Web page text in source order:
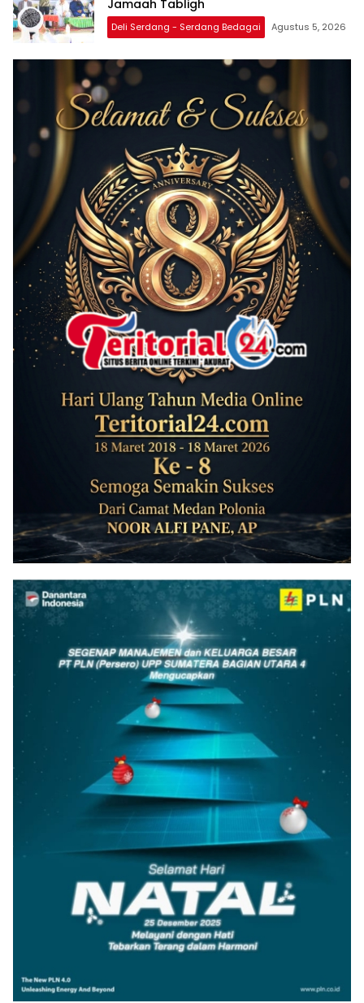
Jamaah Tabligh
Deli Serdang - Serdang Bedagai Agustus 5, 2026